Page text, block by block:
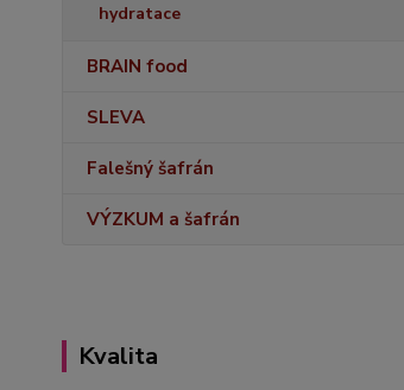
hydratace
BRAIN food
SLEVA
Falešný šafrán
VÝZKUM a šafrán
Kvalita